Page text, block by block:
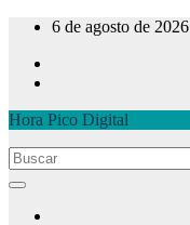
contenido
6 de agosto de 2026
Hora Pico Digital